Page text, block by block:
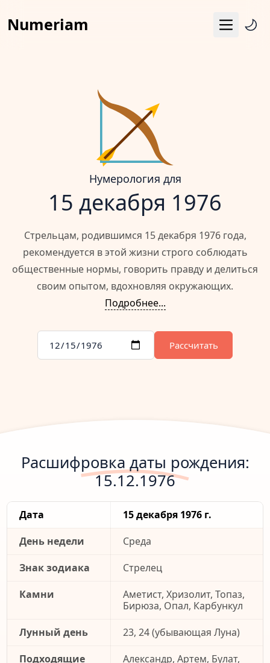
Numeriam Меню
Матрица судьбы
Гороскоп
Календарь
Нумерология для
15 декабря 1976
Стрельцам, родившимся 15 декабря 1976 года,
рекомендуется в этой жизни строго соблюдать
общественные нормы, говорить правду и делиться
своим опытом, вдохновляя окружающих.
Подробнее...
Рассчитать
Расшифровка даты рождения:
15.12.1976
Дата
15 декабря 1976 г.
День недели
Среда
Знак зодиака
Стрелец
Камни
Аметист, Хризолит, Топаз,
Бирюза, Опал, Карбункул
Лунный день
23, 24 (убывающая Луна)
Подходящие
Александр, Артем, Булат,